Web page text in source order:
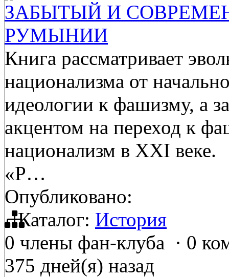
ЗАБЫТЫЙ И
РУМЫНИИ
Книга рассматривает
национализма от
идеологии к фашизму, а
акцентом на переход к
национализм в XXI веке.
«Р…
Опубликовано:
Каталог: История
0 члены фан-клуба · 0
375 дней(я) назад